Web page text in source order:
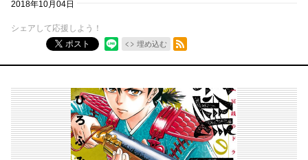
2018年10月04日
シェアして応援しよう！
ポスト
埋め込む
RSSフィード